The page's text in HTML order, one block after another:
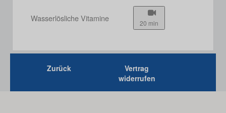
Wasserlösliche Vitamine 20 min
Zurück
Vertrag
widerrufen